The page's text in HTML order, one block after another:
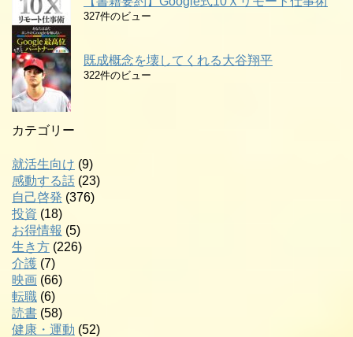
327件のビュー
既成概念を壊してくれる大谷翔平
322件のビュー
カテゴリー
就活生向け (9)
感動する話 (23)
自己啓発 (376)
投資 (18)
お得情報 (5)
生き方 (226)
介護 (7)
映画 (66)
転職 (6)
読書 (58)
健康・運動 (52)